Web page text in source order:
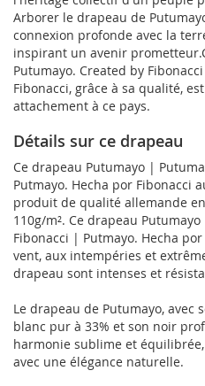
Arborer le drapeau de
connexion profonde avec la
inspirant un avenir
Putumayo. Created by
Fibonacci, grâce à sa qualité,
attachement à ce pays.
Détails sur ce drapeau
Ce drapeau Putumayo |
Putmayo. Hecha por Fibonacci
produit de qualité allemande
110g/m². Ce drapeau
Fibonacci | Putmayo. Hecha
vent, aux intempéries et
drapeau sont intenses et
Le drapeau de Putumayo, avec
blanc pur à 33% et son noir
harmonie sublime et
avec une élégance naturelle.